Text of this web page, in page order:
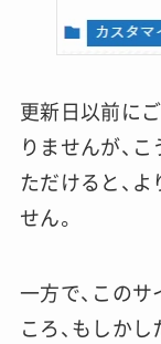
更新日以前に
りませんが、
ただけると、
せん。
一方で、この
ころ、もしか